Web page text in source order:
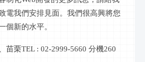
電我們安排見面。我們很高興將您
個新的水平。
苗栗TEL : 02-2999-5660 分機260